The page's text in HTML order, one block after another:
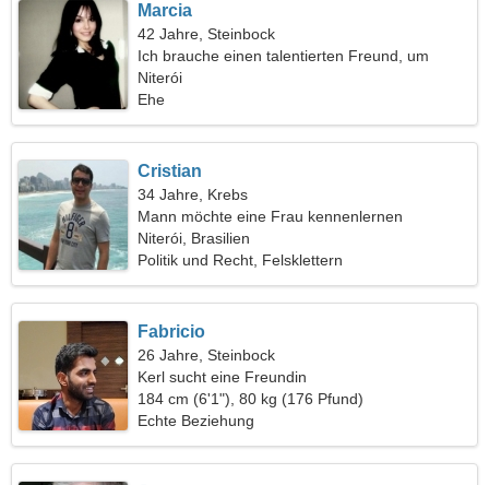
Marcia
42 Jahre, Steinbock
Ich brauche einen talentierten Freund, um
zusammen zu kochen
Niterói
Ehe
Cristian
34 Jahre, Krebs
Mann möchte eine Frau kennenlernen
Niterói, Brasilien
Politik und Recht, Felsklettern
Fabricio
26 Jahre, Steinbock
Kerl sucht eine Freundin
184 cm (6'1"), 80 kg (176 Pfund)
Echte Beziehung